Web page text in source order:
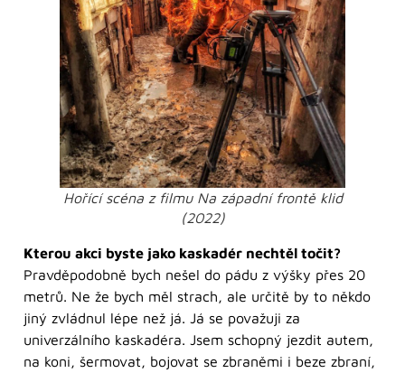
Hořící scéna z filmu Na západní frontě klid
(2022)
Kterou akci byste jako kaskadér nechtěl točit?
Pravděpodobně bych nešel do pádu z výšky přes 20
metrů. Ne že bych měl strach, ale určitě by to někdo
jiný zvládnul lépe než já. Já se považuji za
univerzálního kaskadéra. Jsem schopný jezdit autem,
na koni, šermovat, bojovat se zbraněmi i beze zbraní,